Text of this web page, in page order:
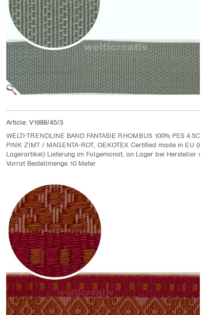
Article: V1988/45/3
WELTI-TRENDLINE BAND FANTASIE RHOMBUS 100% PES
PINK ZIMT / MAGENTA-ROT, OEKOTEX Certified made in EU
Lagerartikel) Lieferung im Folgemonat, an Lager bei Hersteller
Vorrat Bestellmenge 10 Meter